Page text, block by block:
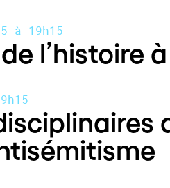
à 19h15
l’histoire